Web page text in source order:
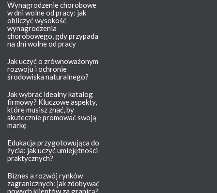
Wynagrodzenie chorobowe
w dni wolne od pracy: jak
obliczyć wysokość
wynagrodzenia
chorobowego, gdy przypada
na dni wolne od pracy
Jak uczyć o zrównoważonym
rozwoju i ochronie
środowiska naturalnego?
Jak wybrać idealny katalog
firmowy? Kluczowe aspekty,
które musisz znać, by
skutecznie promować swoją
markę
Edukacja przygotowująca do
życia: jak uczyć umiejętności
praktycznych?
Biznes a rozwój rynków
zagranicznych: jak zdobywać
nowych klientów za granicą?